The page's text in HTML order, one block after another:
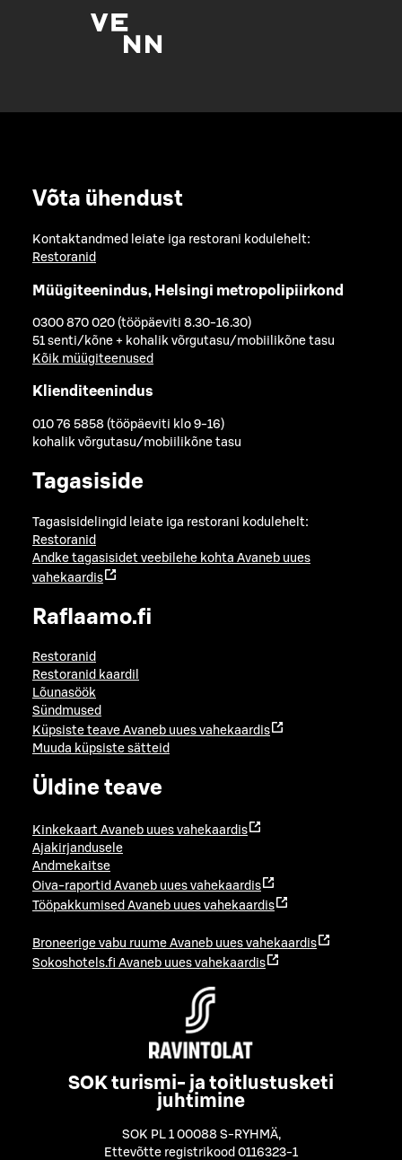
Võta ühendust
Kontaktandmed leiate iga restorani kodulehelt:
Restoranid
Müügiteenindus, Helsingi metropolipiirkond
0300 870 020 (tööpäeviti 8.30-16.30)
51 senti/kõne + kohalik võrgutasu/mobiilikõne tasu
Kõik müügiteenused
Klienditeenindus
010 76 5858 (tööpäeviti klo 9-16)
kohalik võrgutasu/mobiilikõne tasu
Tagasiside
Tagasisidelingid leiate iga restorani kodulehelt:
Restoranid
Andke tagasisidet veebilehe kohta Avaneb uues
vahekaardis
Raflaamo.fi
Restoranid
Restoranid kaardil
Lõunasöök
Sündmused
Küpsiste teave Avaneb uues vahekaardis
Muuda küpsiste sätteid
Üldine teave
Kinkekaart Avaneb uues vahekaardis
Ajakirjandusele
Andmekaitse
Oiva-raportid Avaneb uues vahekaardis
Tööpakkumised Avaneb uues vahekaardis
Broneerige vabu ruume Avaneb uues vahekaardis
Sokoshotels.fi Avaneb uues vahekaardis
SOK turismi- ja toitlustusketi
juhtimine
SOK PL 1 00088 S-RYHMÄ,
Ettevõtte registrikood 0116323-1